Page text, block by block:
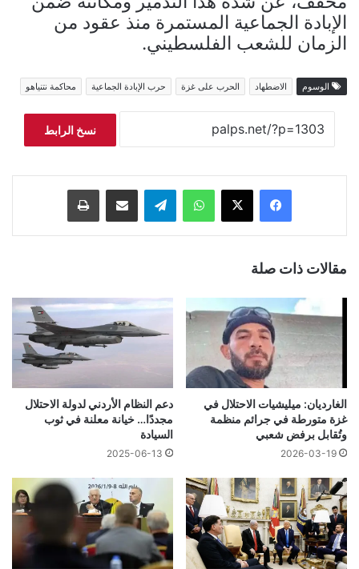
الإبادة الجماعية المستمرة منذ عقود من
الزمان للشعب الفلسطيني.
الوسوم الاضطهاد الحرب على غزة حرب الإبادة الجماعية محاكمة نتنياهو
نسخ الرابط
فيسبوك ‫X واتساب تيلقرام مشاركة عبر البريد طباعة
مقالات ذات صلة
الغارديان: ميليشيات الاحتلال في
غزة متورطة في جرائم منظمة
وتُقابل برفض شعبي
2026-03-19
دعم النظام الأردني لدولة الاحتلال
مجددًا… خيانة معلنة في ثوب
السيادة
2025-06-13